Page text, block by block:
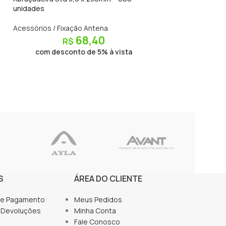
unidades
Acessórios / Fixação Antena
R$ 68,40
com desconto de 5% à vista
Pagamento
ÁREA DO CLIENTE
Meus Pedidos
Minha Conta
Fale Conosco